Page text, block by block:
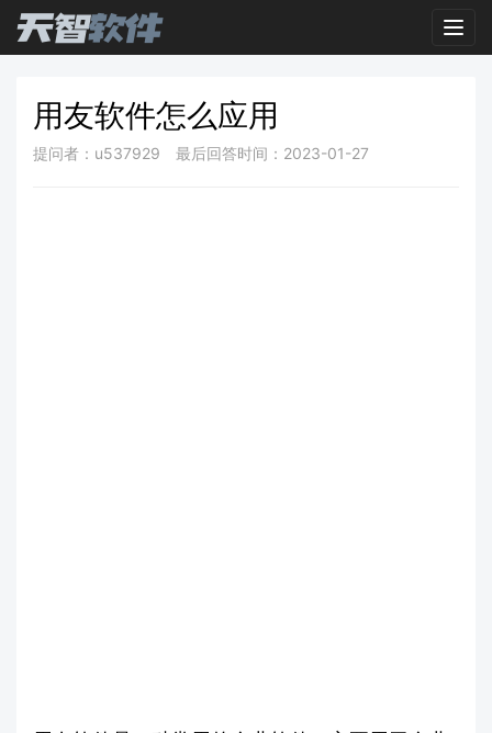
用友软件怎么应用
提问者：u537929 最后回答时间：2023-01-27